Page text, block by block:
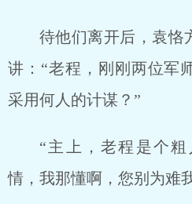
待他们离开后，袁恪
讲：“老程，刚刚两位军
采用何人的计谋？”
“主上，老程是个
情，我那懂啊，您别为难